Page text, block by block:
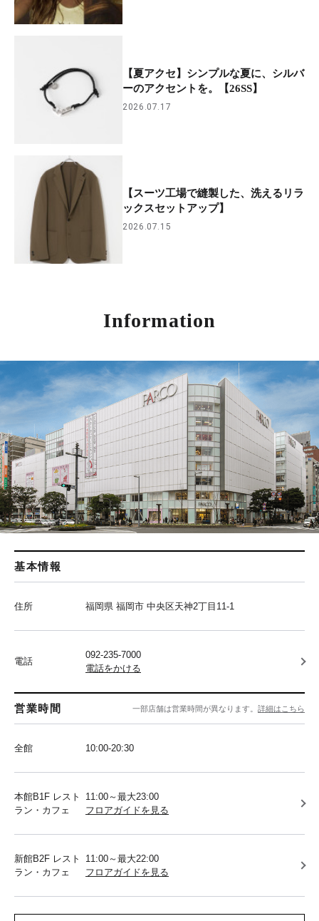
【夏アクセ】シンプルな夏に、シルバ
ーのアクセントを。【26SS】
2026.07.17
【スーツ工場で縫製した、洗えるリラ
ックスセットアップ】
2026.07.15
Information
基本情報
住所 福岡県 福岡市 中央区天神2丁目11-1
電話
092-235-7000
電話をかける
営業時間 一部店舗は営業時間が異なります。 詳細はこちら
全館 10:00-20:30
本館B1F レスト
ラン・カフェ
11:00～最大23:00
フロアガイドを見る
新館B2F レスト
ラン・カフェ
11:00～最大22:00
フロアガイドを見る